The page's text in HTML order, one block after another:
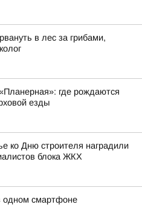
в лес за грибами,
где рождаются
езды
ко Дню строителя наградили
блока ЖКХ
смартфоне